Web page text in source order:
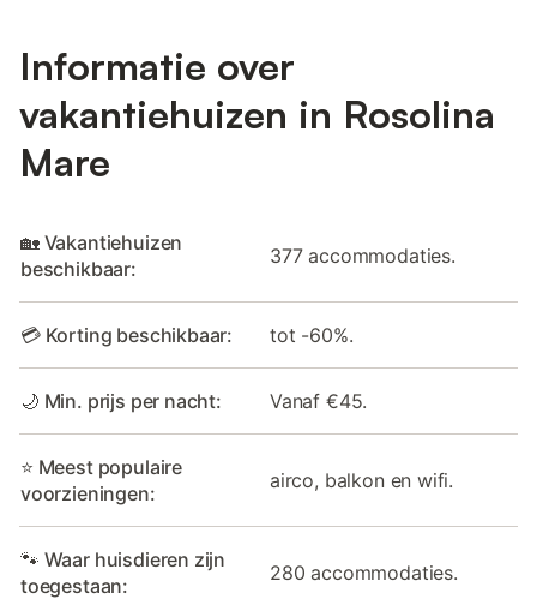
Informatie over
vakantiehuizen in Rosolina
Mare
🏡 Vakantiehuizen
beschikbaar:
377 accommodaties.
💳 Korting beschikbaar: tot -60%.
🌙 Min. prijs per nacht: Vanaf €45.
⭐ Meest populaire
voorzieningen:
airco, balkon en wifi.
🐾 Waar huisdieren zijn
toegestaan:
280 accommodaties.